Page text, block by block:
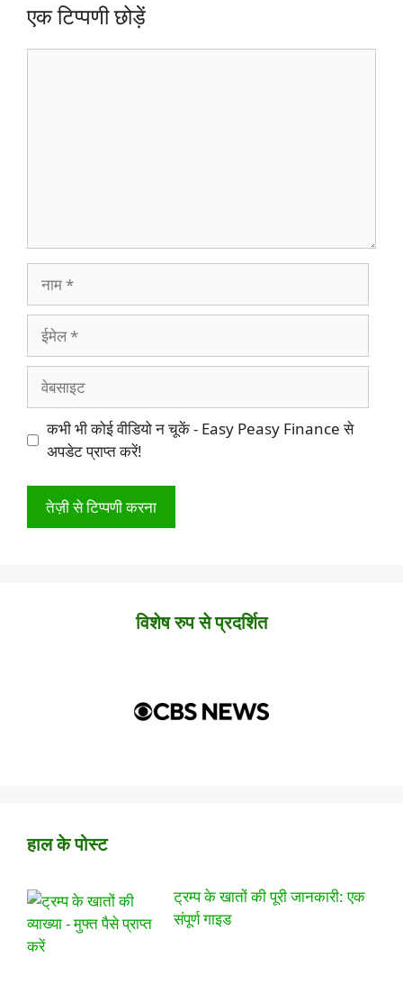
एक टिप्पणी छोड़ें
ईमेल
वेबसाइट
कभी भी कोई वीडियो न चूकें - Easy Peasy Finance से
अपडेट प्राप्त करें!
विशेष रुप से प्रदर्शित
हाल के पोस्ट
ट्रम्प के खातों की पूरी जानकारी: एक
संपूर्ण गाइड